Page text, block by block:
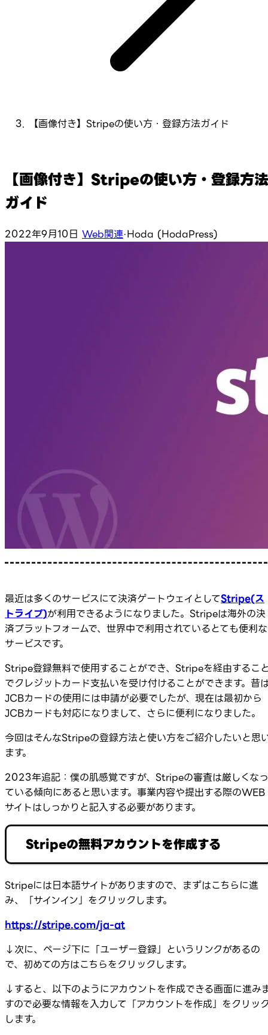
【画像付き】Stripeの使い方・登録方法ガイド
【画像付き】Stripeの使い方・登録方法
ガイド
2022年9月10日 Web関連·Hoda (HodaPress)
最近は多くのサービスにて決済ゲートウェイとしてStripe(ス
トライプ)が利用できるようになりました。Stripeは海外の決
済プラットフォームで、世界中で利用されているとても便利な
サービスです。
Stripe登録無料で使用することができ、Stripeを経由するこ
でクレジットカード支払いを受け付けることができます。昔
JCBカードの使用には申請が必要でしたが、現在は最初から
JCBカードも対応になりまして、さらに便利になりました。
今回はそんなStripeの登録方法と使い方をご紹介したいと思
ます。
2023年追記：僕の肌感覚ですが、Stripeの審査は厳しくなっ
ている傾向にあると思います。事業内容や提出する際のWEB
サイトはしっかりと記入する必要があります。
Stripeの無料アカウントを作成する
Stripeには日本語サイトがありますので、まずはこちらに進
み、「サインイン」をクリックします。
https://stripe.com/ja-at
↓次に、ページ下に「ユーザー登録」というリンクがあるの
で、初めての方はこちらをクリックします。
↓すると、以下のようにアカウントを作成できる画面に進み
すので必要な情報を入力して「アカウントを作成」をクリッ
します。